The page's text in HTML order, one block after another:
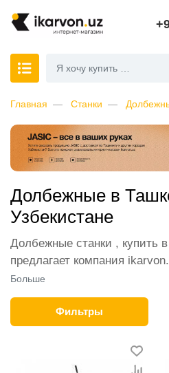
Главная Станки
Долбежные в
Узбекистане
Долбежные станки , купить
предлагает компания
широким спросом среди
обеспечиваем лучшие
категории товара.
магазине представлены
производителями и
постоянно расширяется. Мы
Больше
Фильтры